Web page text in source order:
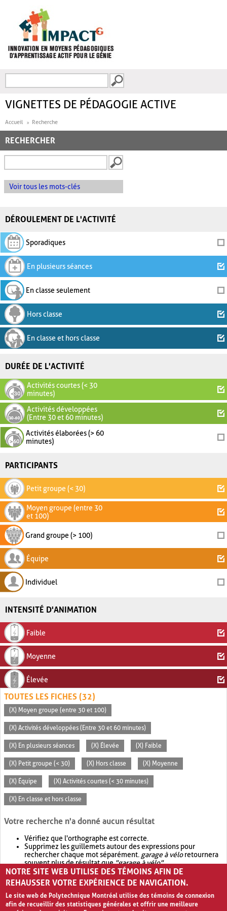
FORMULAIRE DE
VIGNETTES DE PÉDAGOGIE ACTIVE
Accueil Recherche
RECHERCHER
Voir tous les mots-clés
DÉROULEMENT DE L'ACTIVITÉ
Sporadiques
En plusieurs séances
En classe seulement
Hors classe
En classe et hors classe
DURÉE DE L'ACTIVITÉ
Activités courtes (< 30
minutes)
Activités développées
(Entre 30 et 60 minutes)
Activités élaborées (> 60
minutes)
PARTICIPANTS
Petit groupe (< 30)
Moyen groupe (entre 30
et 100)
Grand groupe (> 100)
Équipe
Individuel
INTENSITÉ D'ANIMATION
Faible
Moyenne
Élevée
TOUTES LES FICHES (32)
(X) Moyen groupe (entre 30 et 100)
(X) Activités développées (Entre 30 et 60 minutes)
(X) En plusieurs séances (X) Élevée (X) Faible
(X) Petit groupe (< 30) (X) Hors classe (X) Moyenne
(X) Équipe (X) Activités courtes (< 30 minutes)
(X) En classe et hors classe
Votre recherche n'a donné aucun résultat
Vérifiez que l'orthographe est correcte.
Supprimez les guillemets autour des expressions pour
rechercher chaque mot séparément. garage à véloretournera
souvent plus de résultat que"garage à vélo".
Envisagez d'élargir votre recherche avec OR.garage OR vélo
retournera souvent plus de résultat quegarage à vélo
NOTRE SITE WEB UTILISE DES TÉMOINS AFIN DE
REHAUSSER VOTRE EXPÉRIENCE DE NAVIGATION.
Le site web de Polytechnique Montréal utilise des témoins de connexion
afin de recueillir des statistiques générales et offrir une meilleure